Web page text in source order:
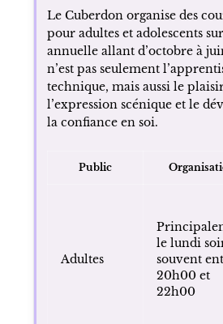
Le Cuberdon organise des
pour adultes et adolescents
annuelle allant d’octobre à
n’est pas seulement
technique, mais aussi le
l’expression scénique et le
la confiance en soi.
Public
Adultes
le lundi
souvent
20h00 et
22h00